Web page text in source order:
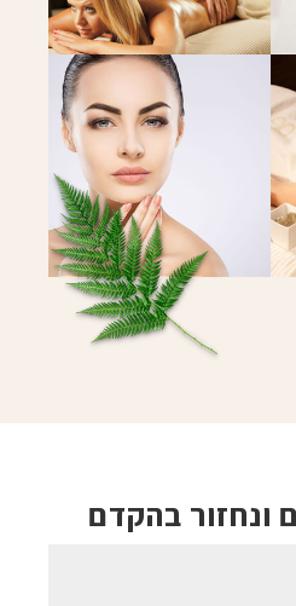
ונחזור בהקדם